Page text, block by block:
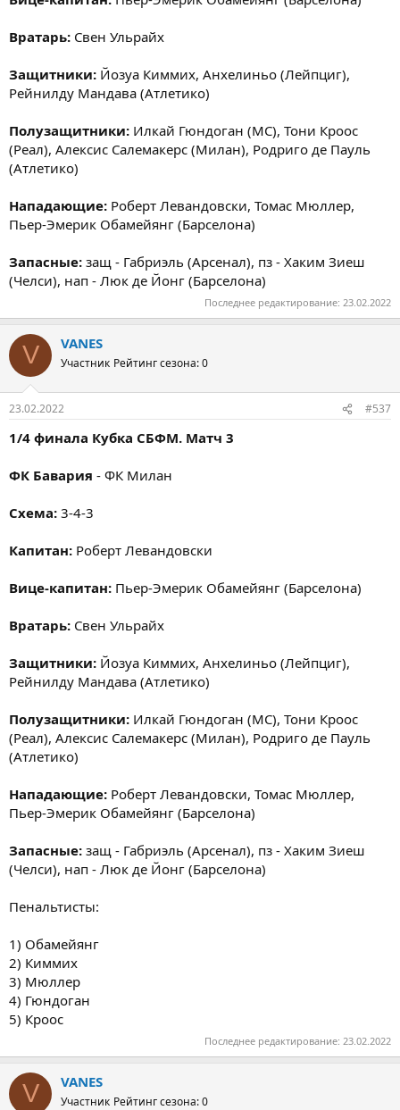
Вратарь: Свен Ульрайх
Защитники: Йозуа Киммих, Анхелиньо (Лейпциг),
Рейнилду Мандава (Атлетико)
Полузащитники: Илкай Гюндоган (МС), Тони Кроос
(Реал), Алексис Салемакерс (Милан), Родриго де Пауль
(Атлетико)
Нападающие: Роберт Левандовски, Томас Мюллер,
Пьер-Эмерик Обамейянг (Барселона)
Запасные: защ - Габриэль (Арсенал), пз - Хаким Зиеш
(Челси), нап - Люк де Йонг (Барселона)
Последнее редактирование: 23.02.2022
V VANES
Участник Рейтинг сезона: 0
23.02.2022 #537
1/4 финала Кубка СБФМ. Матч 3
ФК Бавария - ФК Милан
Схема: 3-4-3
Капитан: Роберт Левандовски
Вице-капитан: Пьер-Эмерик Обамейянг (Барселона)
Вратарь: Свен Ульрайх
Защитники: Йозуа Киммих, Анхелиньо (Лейпциг),
Рейнилду Мандава (Атлетико)
Полузащитники: Илкай Гюндоган (МС), Тони Кроос
(Реал), Алексис Салемакерс (Милан), Родриго де Пауль
(Атлетико)
Нападающие: Роберт Левандовски, Томас Мюллер,
Пьер-Эмерик Обамейянг (Барселона)
Запасные: защ - Габриэль (Арсенал), пз - Хаким Зиеш
(Челси), нап - Люк де Йонг (Барселона)
Пенальтисты:
1) Обамейянг
2) Киммих
3) Мюллер
4) Гюндоган
5) Кроос
Последнее редактирование: 23.02.2022
V VANES
Участник Рейтинг сезона: 0